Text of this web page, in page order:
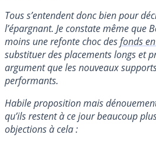
Tous s’entendent donc bien pour
l’épargnant. Je constate même que
moins une refonte choc desfonds
substituer des placements longs et
argument que les nouveaux
performants.
Habile proposition mais
qu’ils restent à ce jour beaucoup
objections à cela :